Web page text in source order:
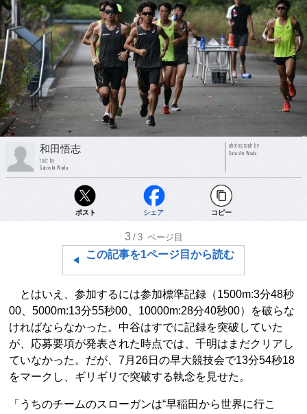
和田悟志
text by
Satoshi Wada
photograph by
Satoshi Wada
ポスト シェア コピー
3 /3 ページ目
この記事を1ページ目から読む
とはいえ、参加するには参加標準記録（1500m:3分48秒
00、5000m:13分55秒00、10000m:28分40秒00）を破らな
ければならなかった。中谷はすでに記録を突破していた
が、応募要項が発表された時点では、千明はまだクリアし
ていなかった。だが、7月26日の早大競技会で13分54秒18
をマークし、ギリギリで突破する執念を見せた。
「うちのチームのスローガンは“早稲田から世界に行こ